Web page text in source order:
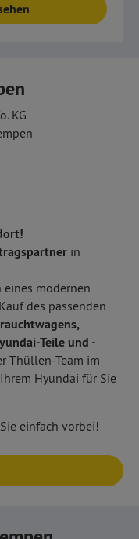
KG
in
modernen
des passenden
Teile und -
Thüllen-Team im
Hyundai für Sie
einfach vorbei!